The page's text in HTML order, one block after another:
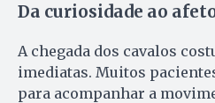
Da curiosidade ao
A chegada dos cavalos
imediatas. Muitos
para acompanhar a